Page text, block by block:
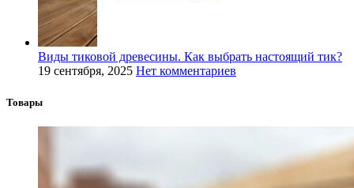
Виды тиковой древесины. Как выбрать настоящий тик?
19 сентября, 2025 Нет комментариев
Товары